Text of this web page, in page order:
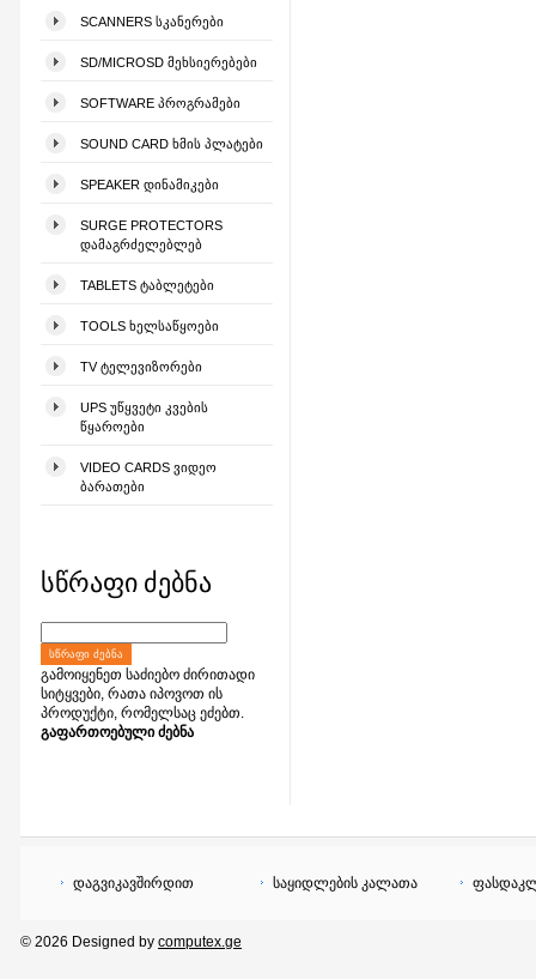
SCANNERS ᲡᲙᲐᲜᲔᲠᲔᲑᲘ
SD/MICROSD ᲛᲔᲮᲡᲘᲔᲠᲔᲑᲔᲑᲘ
SOFTWARE ᲞᲠᲝᲒᲠᲐᲛᲔᲑᲘ
SOUND CARD ᲮᲛᲘᲡ ᲞᲚᲐᲢᲔᲑᲘ
SPEAKER ᲓᲘᲜᲐᲛᲘᲙᲔᲑᲘ
SURGE PROTECTORS
ᲓᲐᲛᲐᲒᲠᲫᲔᲚᲔᲑᲚᲔᲑ
TABLETS ᲢᲐᲑᲚᲔᲢᲔᲑᲘ
TOOLS ᲮᲔᲚᲡᲐᲬᲧᲝᲔᲑᲘ
TV ᲢᲔᲚᲔᲕᲘᲖᲝᲠᲔᲑᲘ
UPS ᲣᲬᲧᲕᲔᲢᲘ ᲙᲕᲔᲑᲘᲡ
ᲬᲧᲐᲠᲝᲔᲑᲘ
VIDEO CARDS ᲕᲘᲓᲔᲝ
ᲑᲐᲠᲐᲗᲔᲑᲘ
სწრაფი ძებნა
ᲡᲬᲠᲐᲤᲘ ᲫᲔᲑᲜᲐ
გამოიყენეთ საძიებო ძირითადი
სიტყვები, რათა იპოვოთ ის
პროდუქტი, რომელსაც ეძებთ.
გაფართოებული ძებნა
დაგვიკავშირდით საყიდლების კალათა
© 2026 Designed by computex.ge